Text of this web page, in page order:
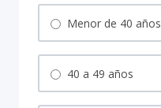
Menor de 40 años
40 a 49 años